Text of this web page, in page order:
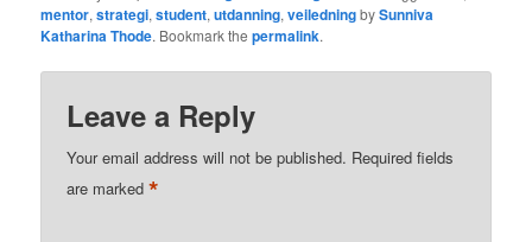
mentor,strategi,student,utdanning,veiledningbySunniva
Katharina Thode. Bookmark thepermalink.
Leave a Reply
Your email address will not be published. Required fields
are marked*